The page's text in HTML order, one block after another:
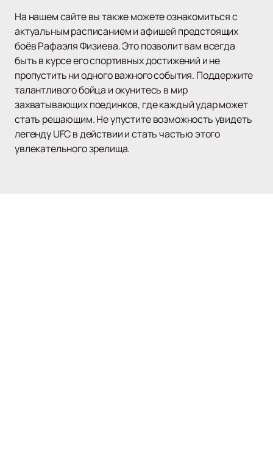
На нашем сайте вы также можете ознакомиться с
актуальным расписанием и афишей предстоящих
боёв Рафаэля Физиева. Это позволит вам всегда
быть в курсе его спортивных достижений и не
пропустить ни одного важного события. Поддержите
талантливого бойца и окунитесь в мир
захватывающих поединков, где каждый удар может
стать решающим. Не упустите возможность увидеть
легенду UFC в действии и стать частью этого
увлекательного зрелища.